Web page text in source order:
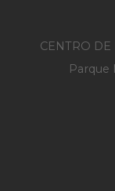
CENTRO
Parque